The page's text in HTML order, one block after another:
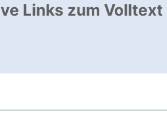
Links zum Volltext